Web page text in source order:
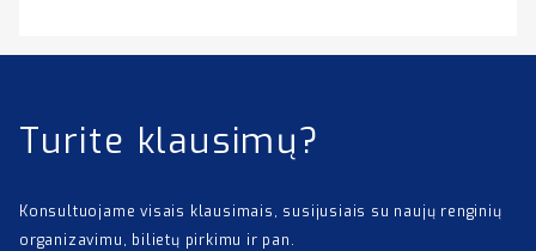
Turite klausimų?
Konsultuojame visais klausimais, susijusiais su naujų renginių
organizavimu, bilietų pirkimu ir pan.